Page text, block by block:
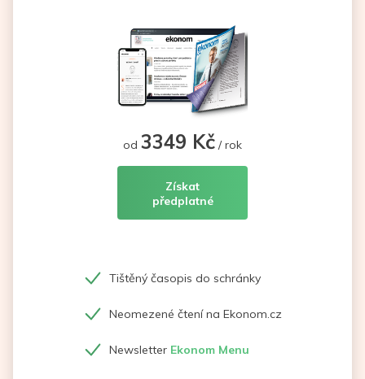
od 3349 Kč / rok
Získat
předplatné
Tištěný časopis do schránky
Neomezené čtení na Ekonom.cz
Newsletter Ekonom Menu